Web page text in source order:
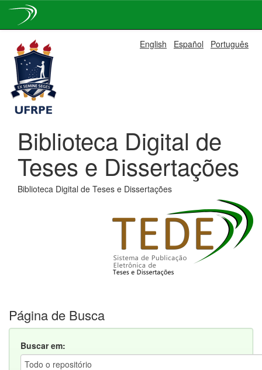
navigation
English Español Português
Biblioteca Digital de
Teses e Dissertações
Biblioteca Digital de Teses e Dissertações
Página de Busca
Buscar em: